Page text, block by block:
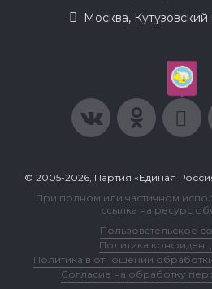
Москва, Кутузовский
© 2005-2026, Партия «Единая
При полном или частичном
ссылка на ресурс
Пользовательское
Политика
Политика в отношении
Согласие на обработку